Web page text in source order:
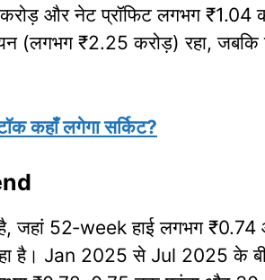
और नेट प्रॉफिट लगभग ₹1.04
(लगभग ₹2.25 करोड़) रहा,
कहाँ लगेगा सर्किट?
जहां 52‑week हाई लगभग
है। Jan 2025 से Jul 2025 के